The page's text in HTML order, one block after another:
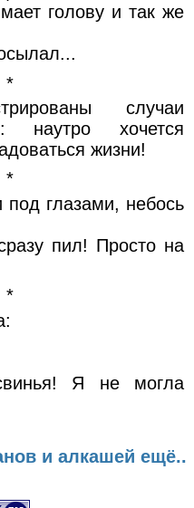
голову и так же
случаи
наутро хочется
жизни!
под глазами, небось
пил! Просто на
Я не могла
и алкашей ещё..